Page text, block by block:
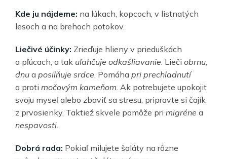
Kde ju nájdeme: na lúkach, kopcoch, v listnatých
lesoch a na brehoch potokov.
Liečivé účinky: Zrieďuje hlieny v prieduškách
a pľúcach, a tak uľahčuje odkašliavanie. Lieči obrnu,
dnu a posilňuje srdce. Pomáha pri prechladnutí
a proti močovým kameňom. Ak potrebujete upokojiť
svoju myseľ alebo zbaviť sa stresu, pripravte si čajík
z prvosienky. Taktiež skvele pomôže pri migréne a
nespavosti.
Dobrá rada: Pokiaľ milujete šaláty na rôzne